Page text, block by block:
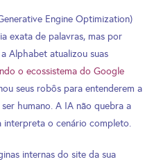
Engine Optimization)
exata de palavras, mas por
Alphabet atualizou suas
o ecossistema do Google
seus robôs para entenderem a
humano. A IA não quebra a
interpreta o cenário completo.
internas do site da sua